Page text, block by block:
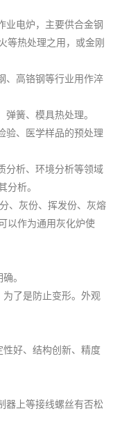
业电炉，主要供合金钢
等热处理之用，或金刚
、高铬钢等行业用作淬
簧、模具热处理。
验、医学样品的预处理
分析、环境分析等领域
分析。
、灰份、挥发份、灰熔
以作为通用灰化炉使
。
了是防止变形。外观
好、结构创新、精度
器上等接线螺丝有否松